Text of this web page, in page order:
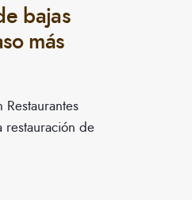
bajas
más
Restaurantes
restauración de